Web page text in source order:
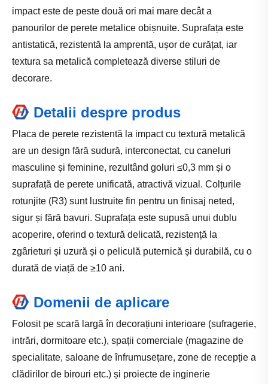
impact este de peste două ori mai mare decât a
panourilor de perete metalice obișnuite. Suprafața este
antistatică, rezistentă la amprentă, ușor de curățat, iar
textura sa metalică completează diverse stiluri de
decorare.
Detalii despre produs
Placa de perete rezistentă la impact cu textură metalică
are un design fără sudură, interconectat, cu caneluri
masculine și feminine, rezultând goluri ≤0,3 mm și o
suprafață de perete unificată, atractivă vizual. Colțurile
rotunjite (R3) sunt lustruite fin pentru un finisaj neted,
sigur și fără bavuri. Suprafața este supusă unui dublu
acoperire, oferind o textură delicată, rezistență la
zgârieturi și uzură și o peliculă puternică și durabilă, cu o
durată de viață de ≥10 ani.
Domenii de aplicare
Folosit pe scară largă în decorațiuni interioare (sufragerie,
intrări, dormitoare etc.), spații comerciale (magazine de
specialitate, saloane de înfrumusețare, zone de recepție a
clădirilor de birouri etc.) și proiecte de inginerie